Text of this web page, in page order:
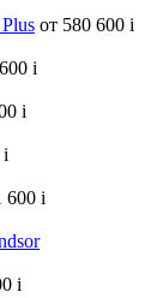
от 580 600 i
i
i
i
600 i
i